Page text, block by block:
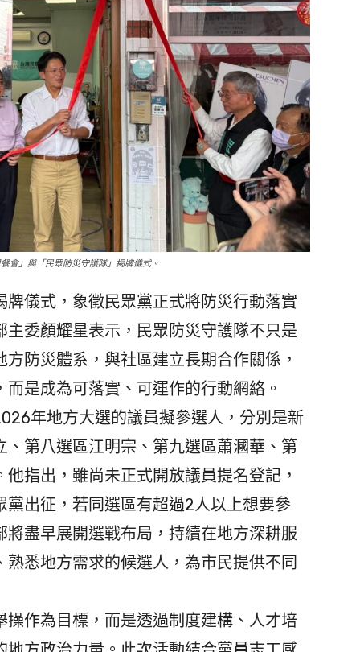
會」與「民眾防災守護隊」揭牌儀式。
儀式，象徵民眾黨正式將防災行動落實
委顏耀星表示，民眾防災守護隊不只是
防災體系，與社區建立長期合作關係，
是成為可落實、可運作的行動網絡。
年地方大選的議員擬參選人，分別是新
第八選區江明宗、第九選區蕭漍華、第
指出，雖尚未正式開放議員提名登記，
出征，若同選區有超過2人以上想要參
盡早展開選戰布局，持續在地方深耕服
悉地方需求的候選人，為市民提供不同
作為目標，而是透過制度建構、人才培